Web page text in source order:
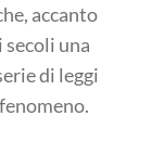
accanto
secoli una
di leggi